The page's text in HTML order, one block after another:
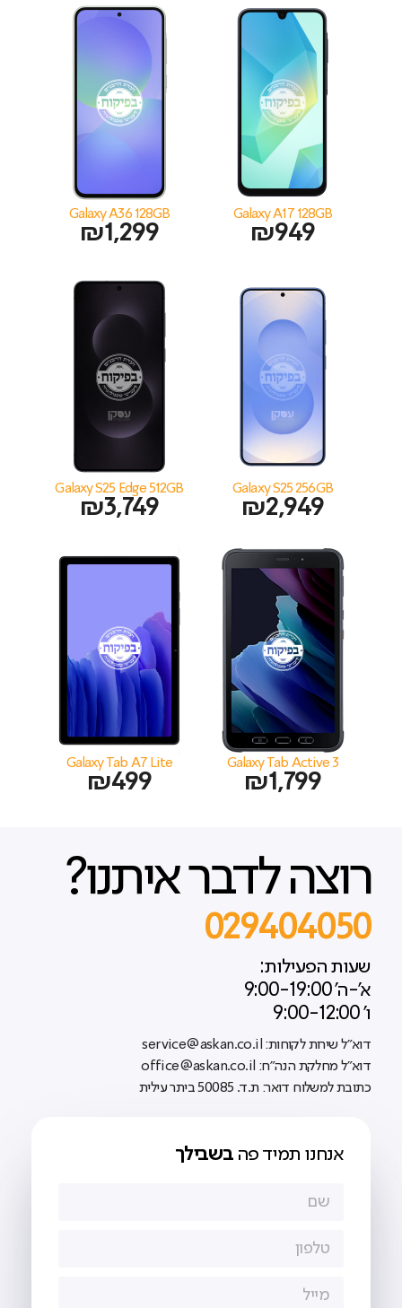
Galaxy A17 128GB
₪949
Galaxy A36 128GB
₪1,299
Galaxy S25 256GB
₪2,949
Galaxy S25 Edge 512GB
₪3,749
Galaxy Tab Active 3
₪1,799
Galaxy Tab A7 Lite
₪499
רוצה לדבר איתנו?
029404050
שעות הפעילות:
א'-ה' 9:00-19:00
ו' 9:00-12:00
דוא"ל שירות לקוחות: service@askan.co.il
דוא"ל מחלקת הנה"ח: office@askan.co.il
כתובת למשלוח דואר: ת.ד. 50085 ביתר עילית
אנחנו תמיד פה בשבילך